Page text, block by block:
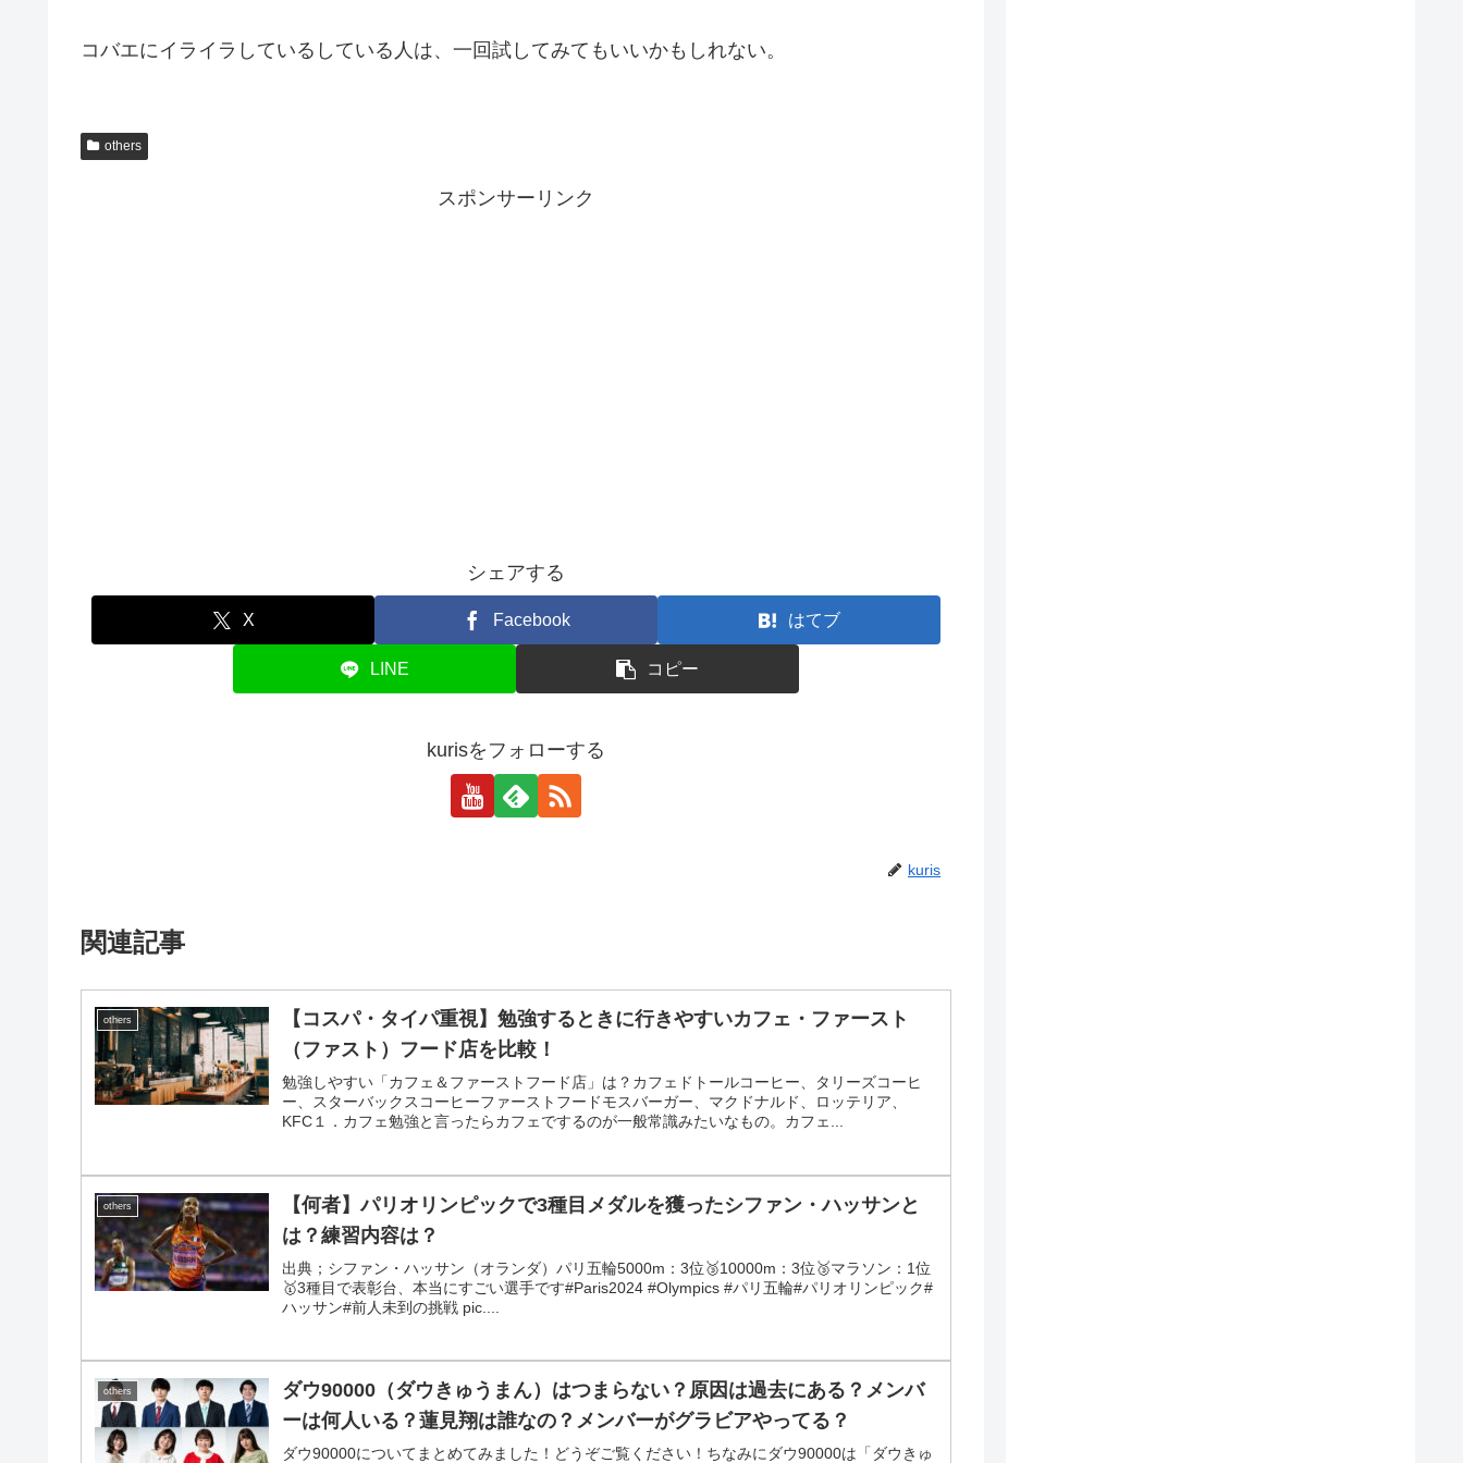
コバエにイライラしているしている人は、一回試してみてもいいかもしれない。
others
スポンサーリンク
シェアする
X Facebook はてブ
LINE コピー
kurisをフォローする
kuris
関連記事
others
【コスパ・タイパ重視】勉強するときに行きやすいカフェ・ファースト
（ファスト）フード店を比較！
勉強しやすい「カフェ＆ファーストフード店」は？カフェドトールコーヒー、タリーズコーヒ
ー、スターバックスコーヒーファーストフードモスバーガー、マクドナルド、ロッテリア、
KFC１．カフェ勉強と言ったらカフェでするのが一般常識みたいなもの。カフェ...
others
【何者】パリオリンピックで3種目メダルを獲ったシファン・ハッサンと
は？練習内容は？
出典；シファン・ハッサン（オランダ）パリ五輪5000m：3位🥉10000m：3位🥉マラソン：1位
🥇3種目で表彰台、本当にすごい選手です#Paris2024 #Olympics #パリ五輪#パリオリンピック#
ハッサン#前人未到の挑戦 pic....
others
ダウ90000（ダウきゅうまん）はつまらない？原因は過去にある？メンバ
ーは何人いる？蓮見翔は誰なの？メンバーがグラビアやってる？
ダウ90000についてまとめてみました！どうぞご覧ください！ちなみにダウ90000は「ダウきゅ